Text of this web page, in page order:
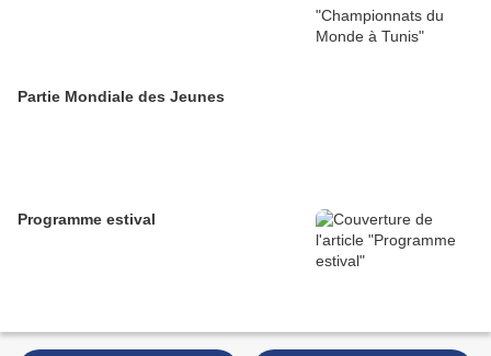
Partie Mondiale des Jeunes
Programme estival